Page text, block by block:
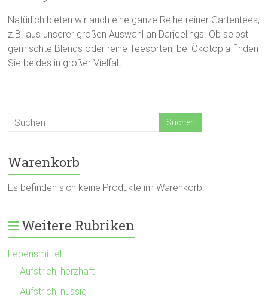
Natürlich bieten wir auch eine ganze Reihe reiner Gartentees,
z.B. aus unserer großen Auswahl an Darjeelings. Ob selbst
gemischte Blends oder reine Teesorten, bei Ökotopia finden
Sie beides in großer Vielfalt.
Warenkorb
Es befinden sich keine Produkte im Warenkorb.
Weitere Rubriken
Lebensmittel
Aufstrich, herzhaft
Aufstrich, nussig